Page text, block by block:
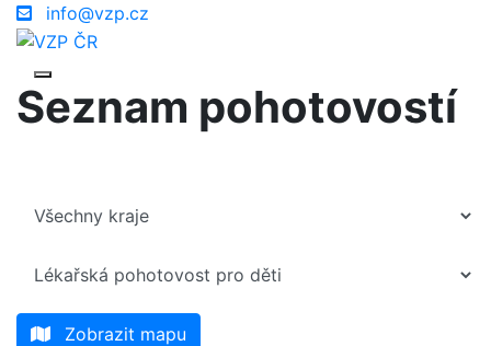
info@vzp.cz
Seznam pohotovostí
Zobrazit mapu